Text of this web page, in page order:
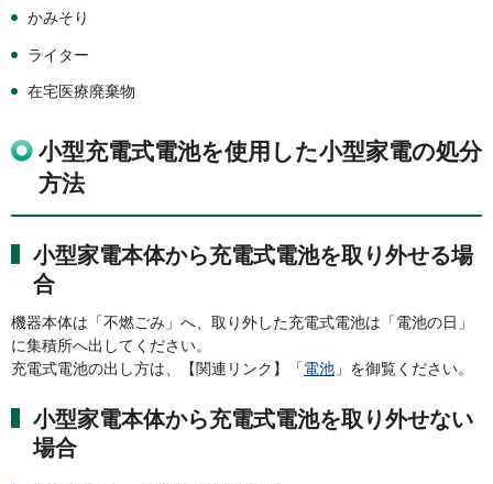
かみそり
ライター
在宅医療廃棄物
小型充電式電池を使用した小型家電の処分
方法
小型家電本体から充電式電池を取り外せる場
合
機器本体は「不燃ごみ」へ、取り外した充電式電池は「電池の日」
に集積所へ出してください。
充電式電池の出し方は、【関連リンク】「電池 」を御覧ください。
小型家電本体から充電式電池を取り外せない
場合